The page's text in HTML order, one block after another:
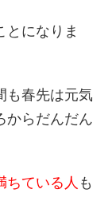
とになりま
も春先は元気
からだんだん
ちている人 も